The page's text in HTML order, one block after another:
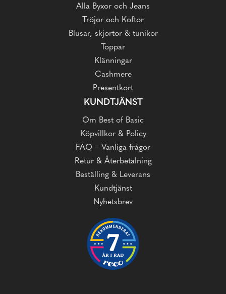
Alla Byxor och Jeans
Tröjor och Koftor
Blusar, skjortor & tunikor
Toppar
Klänningar
Cashmere
Presentkort
KUNDTJÄNST
Om Best of Basic
Köpvillkor & Policy
FAQ – Vanliga frågor
Retur & Återbetalning
Beställing & Leverans
Kundtjänst
Nyhetsbrev